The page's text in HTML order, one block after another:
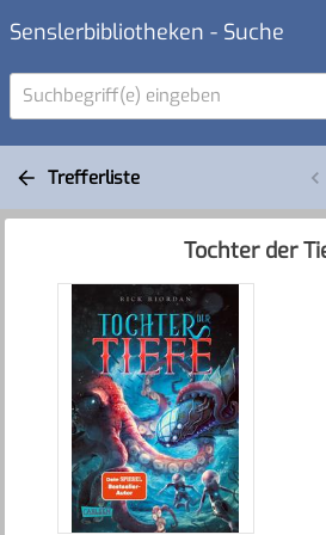
Senslerbibliotheken - Suche
Suchbegriff(e) eingeben
Trefferliste
Tochter der